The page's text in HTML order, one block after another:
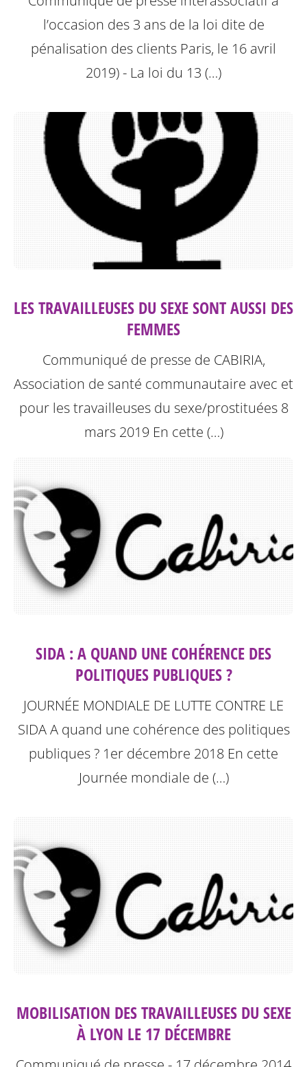
l’occasion des 3 ans de la loi dite de
pénalisation des clients Paris, le 16 avril
2019) - La loi du 13 (…)
LES TRAVAILLEUSES DU SEXE SONT AUSSI DES
FEMMES
Communiqué de presse de CABIRIA,
Association de santé communautaire avec et
pour les travailleuses du sexe/prostituées 8
mars 2019 En cette (…)
SIDA : A QUAND UNE COHÉRENCE DES
POLITIQUES PUBLIQUES ?
JOURNÉE MONDIALE DE LUTTE CONTRE LE
SIDA A quand une cohérence des politiques
publiques ? 1er décembre 2018 En cette
Journée mondiale de (…)
MOBILISATION DES TRAVAILLEUSES DU SEXE
À LYON LE 17 DÉCEMBRE